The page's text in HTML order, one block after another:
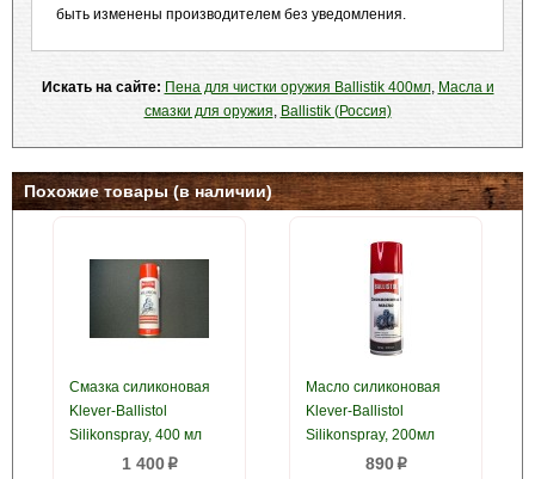
быть изменены производителем без уведомления.
Искать на сайте: Пена для чистки оружия Ballistik 400мл, Масла и
смазки для оружия, Ballistik (Россия)
Похожие товары (в наличии)
Смазка силиконовая
Klever-Ballistol
Silikonspray, 400 мл
1 400p
Масло силиконовая
Klever-Ballistol
Silikonspray, 200мл
890p